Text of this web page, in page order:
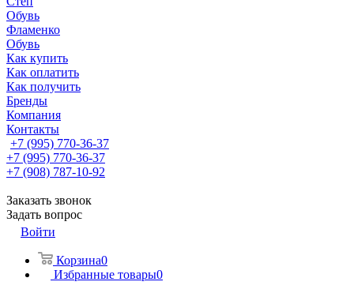
Обувь
Фламенко
Обувь
Как купить
Как оплатить
Как получить
Бренды
Компания
Контакты
+7 (995) 770-36-37
+7 (995) 770-36-37
+7 (908) 787-10-92
Заказать звонок
Задать вопрос
Войти
Корзина0
Избранные товары0